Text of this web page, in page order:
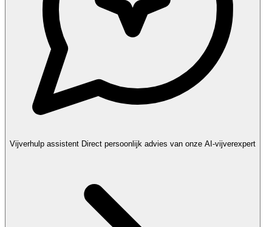
Vijverhulp assistent Direct persoonlijk advies van onze AI-vijverexpert